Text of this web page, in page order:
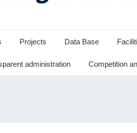
Projects Data Base
administration Competition